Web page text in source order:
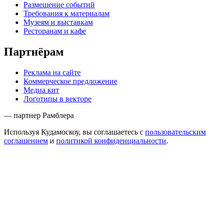
Размещение событий
Требования к материалам
Музеям и выставкам
Ресторанам и кафе
Партнёрам
Реклама на сайте
Коммерческое предложение
Медиа кит
Логотипы в векторе
— партнер Рамблера
Используя Кудамоскоу, вы соглашаетесь с пользовательским
соглашением и политикой конфиденциальности.